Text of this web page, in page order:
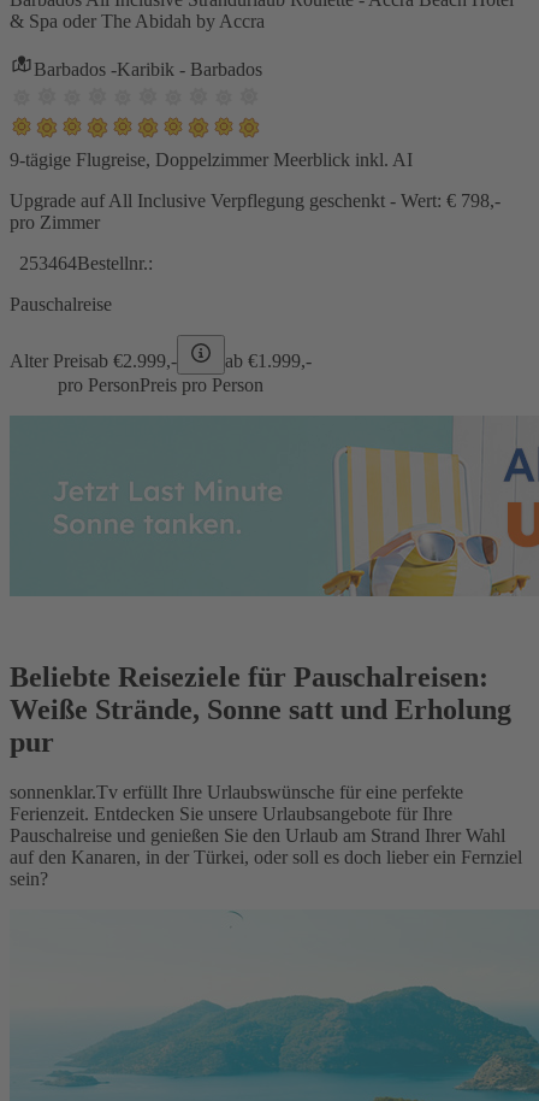
& Spa oder The Abidah by Accra
Barbados -Karibik - Barbados
9-tägige Flugreise, Doppelzimmer Meerblick inkl. AI
Upgrade auf All Inclusive Verpflegung geschenkt - Wert: € 798,-
pro Zimmer
253464Bestellnr.:
Pauschalreise
Alter Preisab €2.999,- ab €1.999,-
pro PersonPreis pro Person
Beliebte Reiseziele für Pauschalreisen:
Weiße Strände, Sonne satt und Erholung
pur
sonnenklar.Tv erfüllt Ihre Urlaubswünsche für eine perfekte
Ferienzeit. Entdecken Sie unsere Urlaubsangebote für Ihre
Pauschalreise und genießen Sie den Urlaub am Strand Ihrer Wahl
auf den Kanaren, in der Türkei, oder soll es doch lieber ein Fernziel
sein?